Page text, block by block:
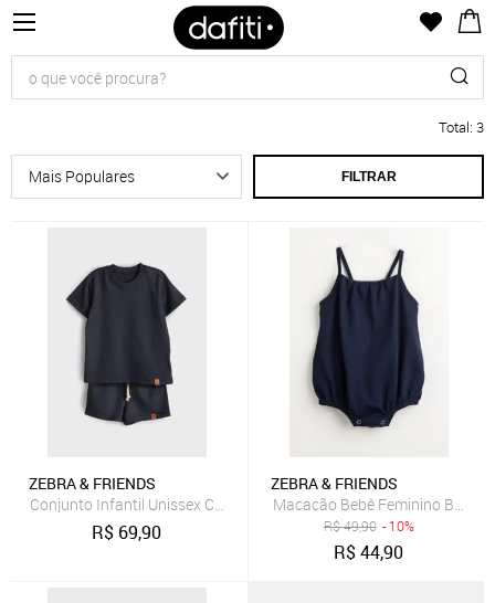
Total: 3
FILTRAR
ZEBRA & FRIENDS
Conjunto Infantil Unissex Com Camiseta e Short Marinho
R$ 69,90
ZEBRA & FRIENDS
Macacão Bebê Feminino
R$49,90 - 10%
R$44,90